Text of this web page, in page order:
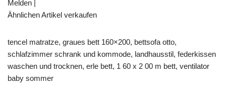
Melden |
Ähnlichen Artikel verkaufen
tencel matratze, graues bett 160×200, bettsofa otto,
schlafzimmer schrank und kommode, landhausstil, federkissen
waschen und trocknen, erle bett, 1 60 x 2 00 m bett, ventilator
baby sommer